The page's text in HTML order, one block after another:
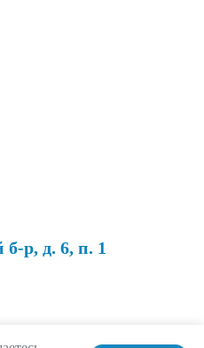
р, д. 6, п. 1